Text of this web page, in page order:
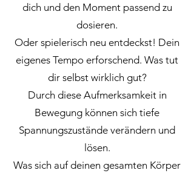
dich und den Moment passend zu
dosieren.
Oder spielerisch neu entdeckst! Dein
eigenes Tempo erforschend. Was tut
dir selbst wirklich gut?
Durch diese Aufmerksamkeit in
Bewegung können sich tiefe
Spannungszustände verändern und
lösen.
Was sich auf deinen gesamten Körper